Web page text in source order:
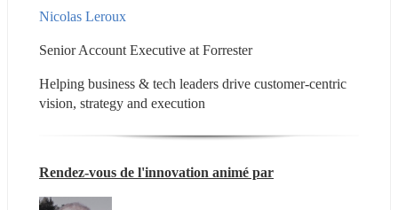
Nicolas Leroux
Senior Account Executive at Forrester
Helping business & tech leaders drive customer-centric
vision, strategy and execution
Rendez-vous de l'innovation animé par